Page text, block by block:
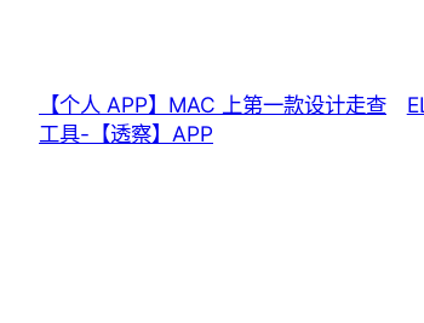
【个人 APP】MAC 上第一款设计走查
工具-【透察】APP